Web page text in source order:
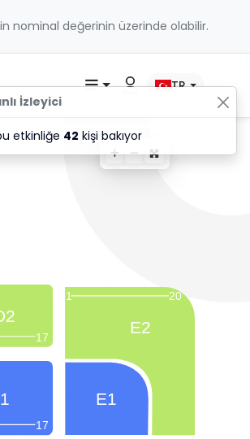
nominal değerinin üzerinde olabilir.
TR
20
E2
1
17
E1
17
İzleyici
etkinliğe 42 kişi bakıyor